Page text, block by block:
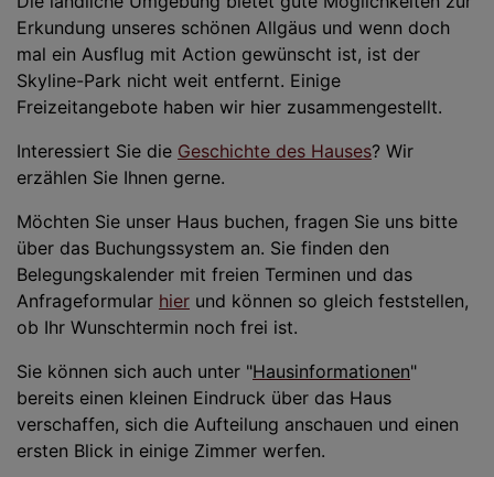
Erkundung unseres schönen Allgäus und wenn doch
mal ein Ausflug mit Action gewünscht ist, ist der
Skyline-Park nicht weit entfernt. Einige
Freizeitangebote haben wir hier zusammengestellt.
Interessiert Sie die Geschichte des Hauses? Wir
erzählen Sie Ihnen gerne.
Möchten Sie unser Haus buchen, fragen Sie uns bitte
über das Buchungssystem an. Sie finden den
Belegungskalender mit freien Terminen und das
Anfrageformular hier und können so gleich feststellen,
ob Ihr Wunschtermin noch frei ist.
Sie können sich auch unter "Hausinformationen"
bereits einen kleinen Eindruck über das Haus
verschaffen, sich die Aufteilung anschauen und einen
ersten Blick in einige Zimmer werfen.